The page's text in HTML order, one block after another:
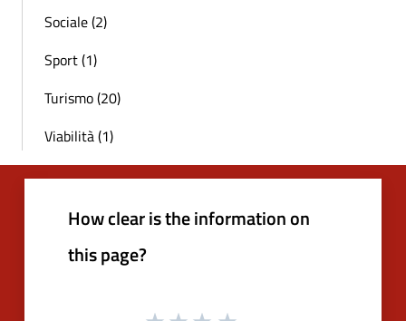
Sociale (2)
Sport (1)
Turismo (20)
Viabilità (1)
How clear is the information on
this page?